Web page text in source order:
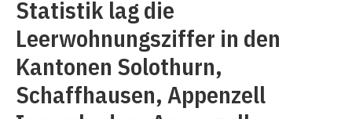
Statistik lag die
Leerwohnungsziffer in den
Kantonen Solothurn,
Schaffhausen, Appenzell